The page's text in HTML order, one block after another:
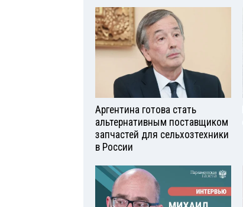
Аргентина готова стать
альтернативным поставщиком
запчастей для сельхозтехники
в России